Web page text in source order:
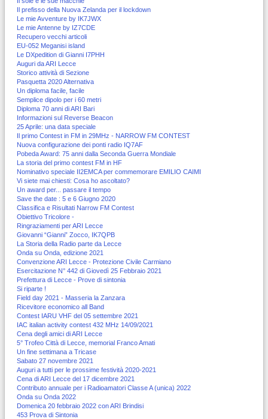
Il prefisso della Nuova Zelanda per il lockdown
Le mie Avventure by IK7JWX
Le mie Antenne by IZ7CDE
Recupero vecchi articoli
EU-052 Meganisi island
Le DXpedition di Gianni I7PHH
Auguri da ARI Lecce
Storico attività di Sezione
Pasquetta 2020 Alternativa
Un diploma facile, facile
Semplice dipolo per i 60 metri
Diploma 70 anni di ARI Bari
Informazioni sul Reverse Beacon
25 Aprile: una data speciale
Il primo Contest in FM in 29MHz - NARROW FM CONTEST
Nuova configurazione dei ponti radio IQ7AF
Pobeda Award: 75 anni dalla Seconda Guerra Mondiale
La storia del primo contest FM in HF
Nominativo speciale II2EMCA per commemorare EMILIO CAIMI
Vi siete mai chiesti: Cosa ho ascoltato?
Un award per... passare il tempo
Save the date : 5 e 6 Giugno 2020
Classifica e Risultati Narrow FM Contest
Obiettivo Tricolore -
Ringraziamenti per ARI Lecce
Giovanni “Gianni” Zocco, IK7QPB
La Storia della Radio parte da Lecce
Onda su Onda, edizione 2021
Convenzione ARI Lecce - Protezione Civile Carmiano
Esercitazione N° 442 di Giovedì 25 Febbraio 2021
Prefettura di Lecce - Prove di sintonia
Si riparte !
Field day 2021 - Masseria la Zanzara
Ricevitore economico all Band
Contest IARU VHF del 05 settembre 2021
IAC italian activity contest 432 MHz 14/09/2021
Cena degli amici di ARI Lecce
5° Trofeo Città di Lecce, memorial Franco Amati
Un fine settimana a Tricase
Sabato 27 novembre 2021
Auguri a tutti per le prossime festività 2020-2021
Cena di ARI Lecce del 17 dicembre 2021
Contributo annuale per i Radioamatori Classe A (unica) 2022
Onda su Onda 2022
Domenica 20 febbraio 2022 con ARI Brindisi
453 Prova di Sintonia